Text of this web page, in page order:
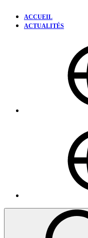
ACCUEIL
ACTUALITÉS